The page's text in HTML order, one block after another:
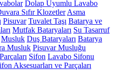
Dolap Uyumlu Lavabo
Sıfır Klozetler Asma
Pisuvar Tuvalet Taşı Batarya ve
Mutfak Bataryaları Su Tasarruf
Musluk Duş Bataryaları Batarya
Musluk Pisuvar Musluğu
Sifon Lavabo Sifonu
Aksesuarları ve Parçaları